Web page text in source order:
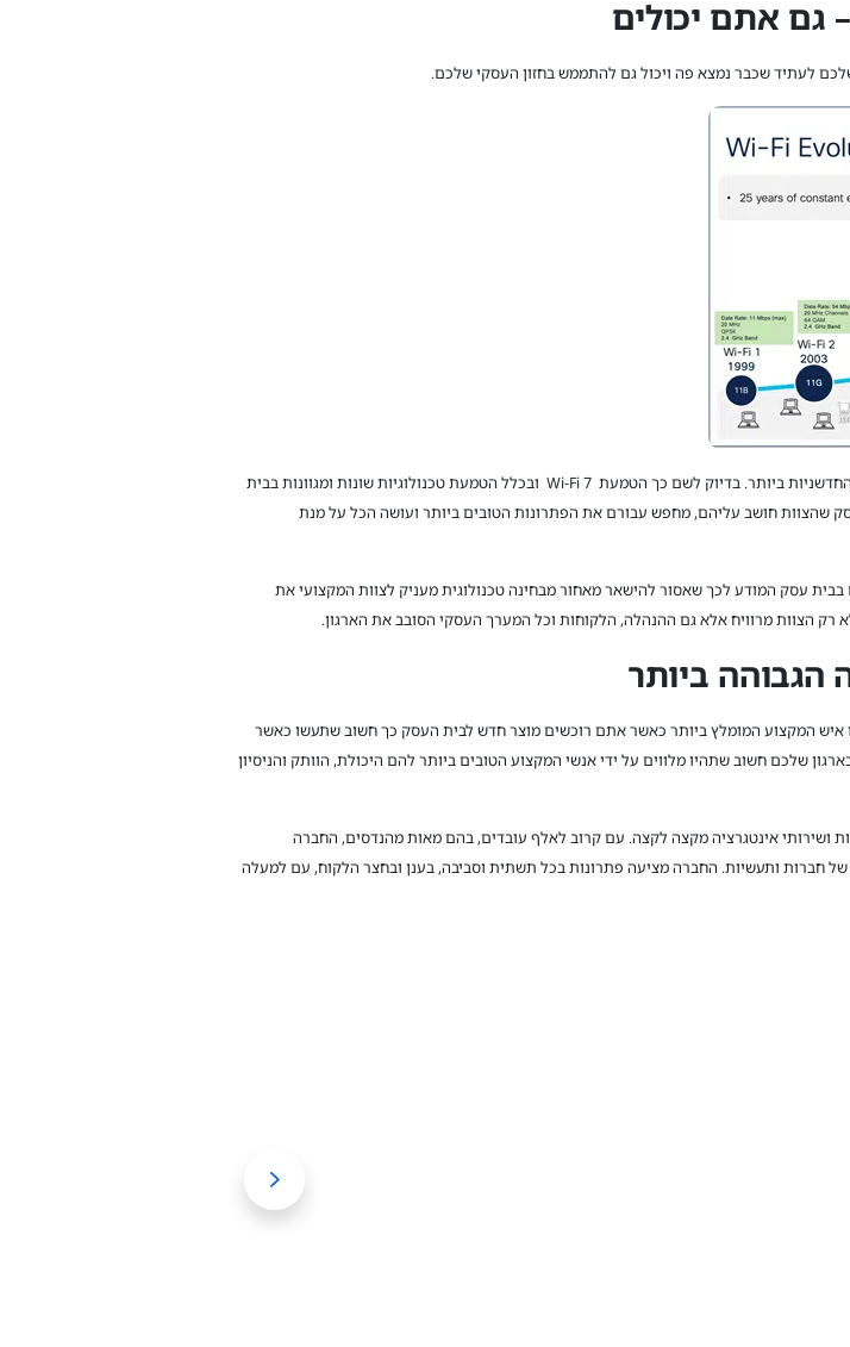
– גם אתם יכולים
לעתיד שכבר נמצא פה ויכול גם להתממש בחזון העסקי שלכם.
כל ארגון כיום יודע שעל מנת שלא להישאר מאחור עליו להיות מעודכן בטכנולוגיות החדשניות ביותר. בדיוק לשם כך הטמעת Wi-Fi 7 ובכלל הטמעת טכנולוגיות שונות ומגוונות בבית
שהצוות חושב עליהם, מחפש עבורם את הפתרונות הטובים ביותר ועושה הכל על מנת
עסק המודע לכך שאסור להישאר מאחור מבחינה טכנולוגית מעניק לצוות המקצועי את
רק הצוות מרוויח אלא גם ההנהלה, הלקוחות וכל המערך העסקי הסובב את הארגון.
הגבוהה ביותר
איש המקצוע המומלץ ביותר כאשר אתם רוכשים מוצר חדש לבית העסק כך חשוב שתעשו כאשר
שלכם חשוב שתהיו מלווים על ידי אנשי המקצוע הטובים ביותר להם היכולת, הוותק והניסיון
המובילה בישראל בפתרונות ושירותי אינטגרציה מקצה לקצה. עם קרוב לאלף עובדים, בהם מאות מהנדסים, החברה
של חברות ותעשיות. החברה מציעה פתרונות בכל תשתית וסביבה, בענן ובחצר הלקוח, עם למעלה